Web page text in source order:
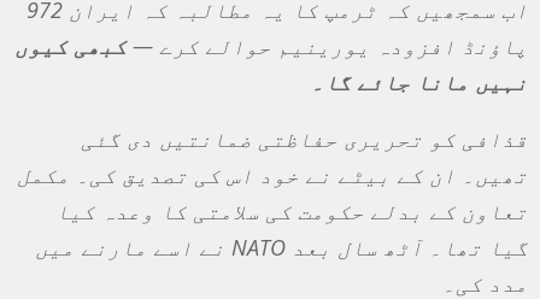
اب سمجھیں کہ ٹرمپ کا یہ مطالبہ کہ ایران 972
پاؤنڈ افزودہ یورینیم حوالے کرے —کبھی کیوں
نہیں مانا جائے گا۔
قذافی کو تحریری حفاظتی ضمانتیں دی گئی
تھیں۔ ان کے بیٹے نے خود اس کی تصدیق کی۔ مکمل
تعاون کے بدلے حکومت کی سلامتی کا وعدہ کیا
گیا تھا۔ آٹھ سال بعد
نے اسے مارنے میں
مدد کی۔